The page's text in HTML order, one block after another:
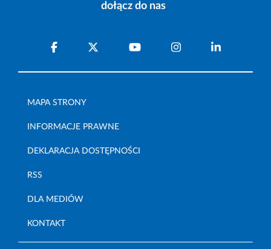
dołącz do nas
MAPA STRONY
INFORMACJE PRAWNE
DEKLARACJA DOSTĘPNOŚCI
RSS
DLA MEDIÓW
KONTAKT